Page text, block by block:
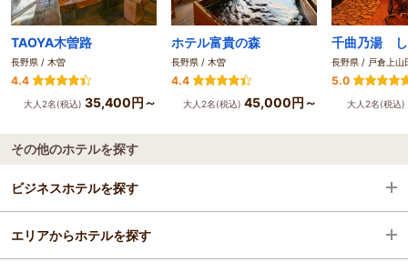
TAOYA木曽路
長野県 / 木曽
4.4
大人2名(税込) 35,400円～
ホテル富貴の森
長野県 / 木曽
4.4
大人2名(税込) 45,000円～
千曲乃湯 し
長野県 / 戸倉上山
5.0
大人2名(税込)
その他のホテルを探す
ビジネスホテルを探す
長野県
エリアからホテルを探す